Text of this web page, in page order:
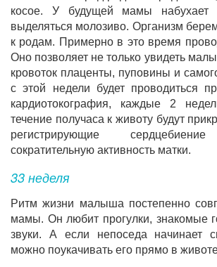
косое. У будущей мамы набухает
выделяться молозиво. Организм
к родам. Примерно в это время
Оно позволяет не только увидеть
кровоток плаценты, пуповины и
с этой недели будет проводиться
кардиотокография, каждые 2
течение получаса к животу будут
регистрирующие
сократительную активность матки.
33 неделя
Ритм жизни малыша постепенно
мамы. Он любит прогулки, знакомые
звуки. А если непоседа начинает
можно поукачивать его прямо в